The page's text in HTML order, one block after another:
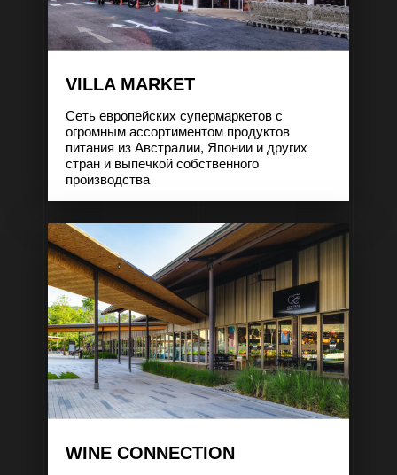
VILLA MARKET
Сеть европейских супермаркетов с
огромным ассортиментом продуктов
питания из Австралии, Японии и других
стран и выпечкой собственного
производства
WINE CONNECTION